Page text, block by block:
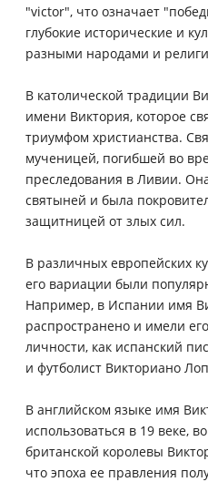
"victor", что означает
глубокие исторические и
разными народами и
В католической традиции
имени Виктория, которое
триумфом христианства.
мученицей, погибшей во
преследования в Ливии.
святыней и была
защитницей от злых сил.
В различных европейских
его вариации были
Например, в Испании имя
распространено и имели
личности, как испанский
и футболист Викториано
В английском языке имя
использоваться в 19 веке,
британской королевы
что эпоха ее правления